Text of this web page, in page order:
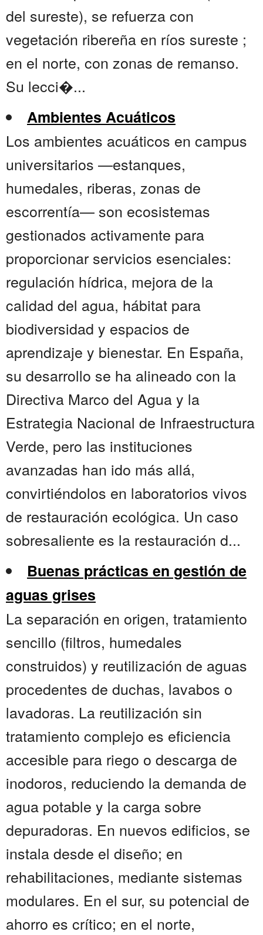
del sureste), se refuerza con
vegetación ribereña en ríos sureste ;
en el norte, con zonas de remanso.
Su lecci�...
Ambientes Acuáticos
Los ambientes acuáticos en campus
universitarios —estanques,
humedales, riberas, zonas de
escorrentía— son ecosistemas
gestionados activamente para
proporcionar servicios esenciales:
regulación hídrica, mejora de la
calidad del agua, hábitat para
biodiversidad y espacios de
aprendizaje y bienestar. En España,
su desarrollo se ha alineado con la
Directiva Marco del Agua y la
Estrategia Nacional de Infraestructura
Verde, pero las instituciones
avanzadas han ido más allá,
convirtiéndolos en laboratorios vivos
de restauración ecológica. Un caso
sobresaliente es la restauración d...
Buenas prácticas en gestión de
aguas grises
La separación en origen, tratamiento
sencillo (filtros, humedales
construidos) y reutilización de aguas
procedentes de duchas, lavabos o
lavadoras. La reutilización sin
tratamiento complejo es eficiencia
accesible para riego o descarga de
inodoros, reduciendo la demanda de
agua potable y la carga sobre
depuradoras. En nuevos edificios, se
instala desde el diseño; en
rehabilitaciones, mediante sistemas
modulares. En el sur, su potencial de
ahorro es crítico; en el norte,